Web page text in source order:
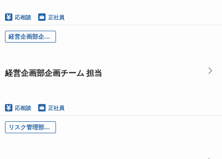
応相談 正社員
経営企画部企画チーム／経営企画部企画チーム 担当
経営企画部企画チーム 担当
応相談 正社員
リスク管理部／グローバルリスク管理担当